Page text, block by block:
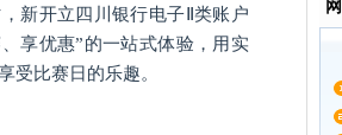
新开立四川银行电子Ⅱ类账户
享优惠”的一站式体验，用实
受比赛日的乐趣。